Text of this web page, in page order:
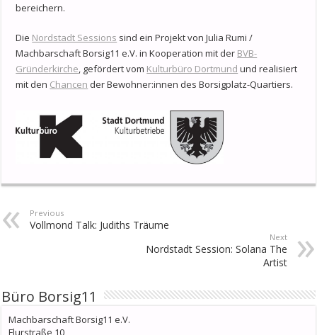
bereichern.
Die Nordstadt Sessions sind ein Projekt von Julia Rumi /
Machbarschaft Borsig11 e.V. in Kooperation mit der BVB-
Gründerkirche, gefördert vom Kulturbüro Dortmund und realisiert
mit den Chancen der Bewohner:innen des Borsigplatz-Quartiers.
Previous
Vollmond Talk: Judiths Träume
Next
Nordstadt Session: Solana The
Artist
Büro Borsig11
Machbarschaft Borsig11 e.V.
Flurstraße 10